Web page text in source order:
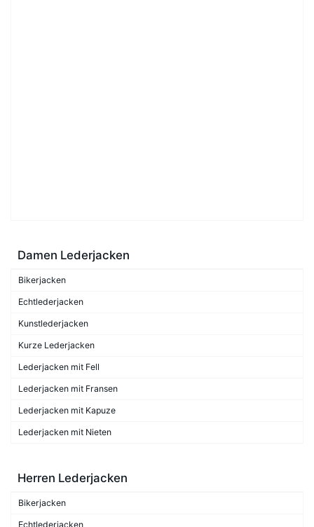
Damen Lederjacken
Bikerjacken
Echtlederjacken
Kunstlederjacken
Kurze Lederjacken
Lederjacken mit Fell
Lederjacken mit Fransen
Lederjacken mit Kapuze
Lederjacken mit Nieten
Herren Lederjacken
Bikerjacken
Echtlederjacken